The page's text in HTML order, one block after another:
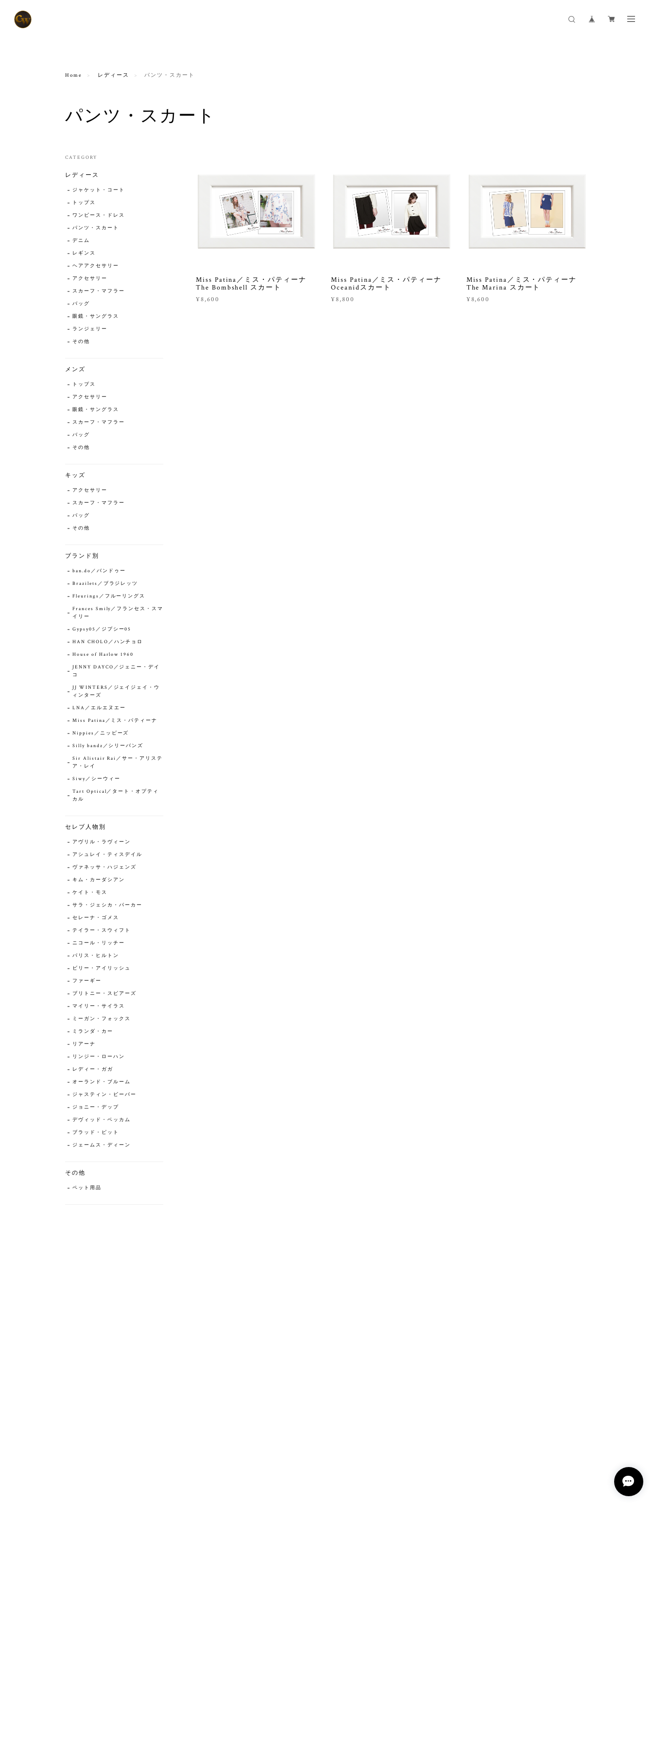
Home レディース パンツ・スカート
パンツ・スカート
Miss Patina／ミス・パティーナ
The Bombshell スカート
¥8,600
Miss Patina／ミス・パティーナ
Oceanidスカート
¥8,800
Miss Patina／ミス・パティーナ
The Marina スカート
¥8,600
CATEGORY
レディース
ジャケット・コート
トップス
ワンピース・ドレス
パンツ・スカート
デニム
レギンス
ヘアアクセサリー
アクセサリー
スカーフ・マフラー
バッグ
眼鏡・サングラス
ランジェリー
その他
メンズ
トップス
アクセサリー
眼鏡・サングラス
スカーフ・マフラー
バッグ
その他
キッズ
アクセサリー
スカーフ・マフラー
バッグ
その他
ブランド別
ban.do／バンドゥー
Brazilets／ブラジレッツ
Fleurings／フルーリングス
Frances Smily／フランセス・スマ
イリー
Gypsy05／ジプシー05
HAN CHOLO／ハンチョロ
House of Harlow 1960
JENNY DAYCO／ジェニー・デイ
コ
JJ WINTERS／ジェイジェイ・ウ
ィンターズ
LNA／エルエヌエー
Miss Patina／ミス・パティーナ
Nippies／ニッピーズ
Silly bandz／シリーバンズ
Sir Alistair Rai／サー・アリステ
ア・レイ
Siwy／シーウィー
Tart Optical／タート・オプティ
カル
セレブ人物別
アヴリル・ラヴィーン
アシュレイ・ティスデイル
ヴァネッサ・ハジェンズ
キム・カーダシアン
ケイト・モス
サラ・ジェシカ・パーカー
セレーナ・ゴメス
テイラー・スウィフト
ニコール・リッチー
パリス・ヒルトン
ビリー・アイリッシュ
ファーギー
ブリトニー・スピアーズ
マイリー・サイラス
ミーガン・フォックス
ミランダ・カー
リアーナ
リンジー・ローハン
レディー・ガガ
オーランド・ブルーム
ジャスティン・ビーバー
ジョニー・デップ
デヴィッド・ベッカム
ブラッド・ピット
ジェームス・ディーン
その他
ペット用品